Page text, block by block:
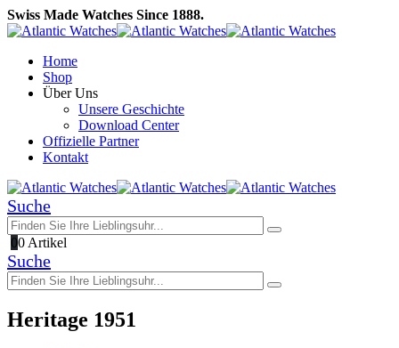
Swiss Made Watches Since 1888.
Home
Shop
Über Uns
Unsere Geschichte
Download Center
Offizielle Partner
Kontakt
Suche
00 Artikel
Suche
Heritage 1951